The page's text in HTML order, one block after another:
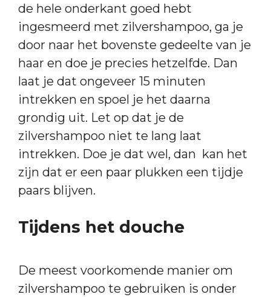
de hele onderkant goed hebt
ingesmeerd met zilvershampoo, ga je
door naar het bovenste gedeelte van je
haar en doe je precies hetzelfde. Dan
laat je dat ongeveer 15 minuten
intrekken en spoel je het daarna
grondig uit. Let op dat je de
zilvershampoo niet te lang laat
intrekken. Doe je dat wel, dan kan het
zijn dat er een paar plukken een tijdje
paars blijven.
Tijdens het douche
De meest voorkomende manier om
zilvershampoo te gebruiken is onder